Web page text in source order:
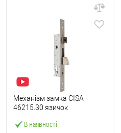
В наявності
Механізм замка CISA
46215.30 язичок
нержавіюча сталь